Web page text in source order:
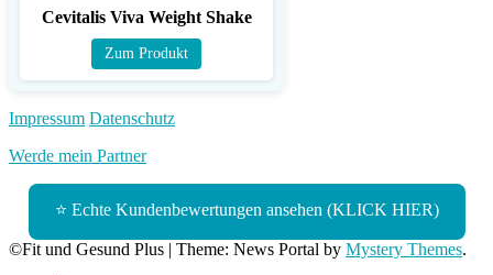
Cevitalis Viva Weight Shake
Zum Produkt
Impressum Datenschutz
Werde mein Partner
⭐ Echte Kundenbewertungen ansehen (KLICK HIER)
©Fit und Gesund Plus | Theme: News Portal by Mystery Themes.